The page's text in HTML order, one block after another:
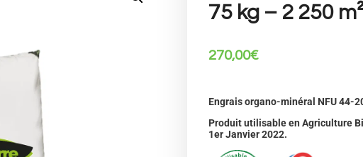
75 kg – 2 250
270,00€
Engrais organo-minéral NFU 44-
Produit utilisable en Agriculture
1er Janvier 2022.